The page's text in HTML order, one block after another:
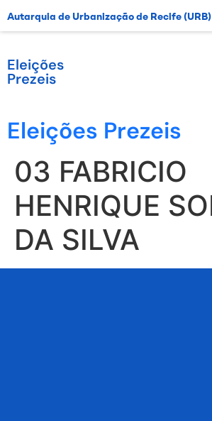
Autarquia de Urbanização de Recife (URB)
Eleições
Prezeis
Eleições Prezeis
03 FABRICIO
HENRIQUE
DA SILVA